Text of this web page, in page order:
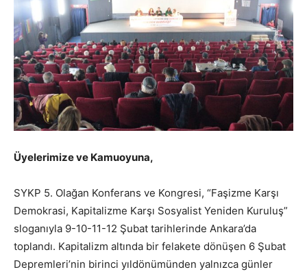
Üyelerimize ve Kamuoyuna,
SYKP 5. Olağan Konferans ve Kongresi, “Faşizme Karşı
Demokrasi, Kapitalizme Karşı Sosyalist Yeniden Kuruluş”
sloganıyla 9-10-11-12 Şubat tarihlerinde Ankara’da
toplandı. Kapitalizm altında bir felakete dönüşen 6 Şubat
Depremleri’nin birinci yıldönümünden yalnızca günler